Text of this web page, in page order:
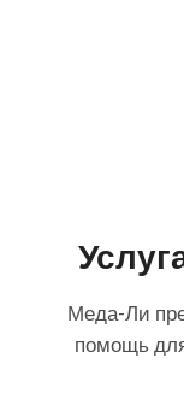
Меда-Ли
помощь